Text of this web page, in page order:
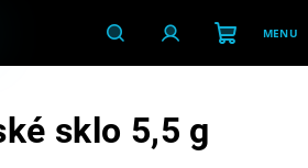
HledatPřihlášeníNákupní
sklo 5,5 g